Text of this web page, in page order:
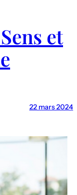
et
22 mars 2024